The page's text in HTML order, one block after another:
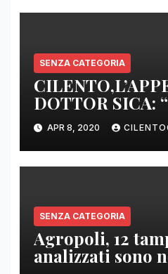
SENZA CATEGORIA
DOTTOR SICA:
DI BASE SIAMO
E SENZA
APR 8, 2020
SENZA CATEGORIA
Agropoli, 12
analizzati sono